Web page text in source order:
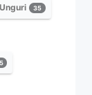
Unguri 35